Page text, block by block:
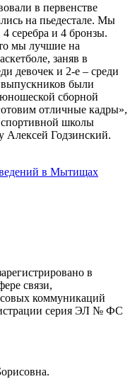
в первенстве
на пьедестале. Мы
серебра и 4 бронзы.
мы лучшие на
заняв в
девочек и 2-е – среди
были
сборной
отличные кадры»,
спортивной школы
Алексей Годзинский.
в Мытищах
в
связи,
коммуникаций
серия ЭЛ № ФС